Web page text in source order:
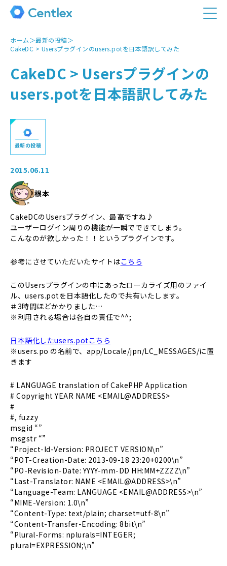
ホーム＞最新の投稿＞
CakeDC > Usersプラグインのusers.potを日本語訳してみた
CakeDC > Usersプラグインの
users.potを日本語訳してみた
最新の投稿
2015.06.11
根本
CakeDCのUsersプラグイン、最高ですね♪
ユーザーログイン周りの機能が一瞬でできてしまう。
こんなのが欲しかった！！というプラグインです。
参考にさせていただいたサイトはこちら
このUsersプラグインの中にあったローカライズ用のファイ
ル、users.potを日本語化したので共有いたします。
＃3時間ほどかかりました…
※利用される場合は各自の責任で^^;
日本語化したusers.potこちら
※users.po の名前で、app/Locale/jpn/LC_MESSAGES/に置
きます
# LANGUAGE translation of CakePHP Application
# Copyright YEAR NAME <EMAIL@ADDRESS>
#
#, fuzzy
msgid “”
msgstr “”
“Project-Id-Version: PROJECT VERSION\n”
“POT-Creation-Date: 2013-09-18 23:20+0200\n”
“PO-Revision-Date: YYYY-mm-DD HH:MM+ZZZZ\n”
“Last-Translator: NAME <EMAIL@ADDRESS>\n”
“Language-Team: LANGUAGE <EMAIL@ADDRESS>\n”
“MIME-Version: 1.0\n”
“Content-Type: text/plain; charset=utf-8\n”
“Content-Transfer-Encoding: 8bit\n”
“Plural-Forms: nplurals=INTEGER;
plural=EXPRESSION;\n”